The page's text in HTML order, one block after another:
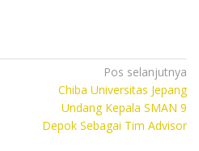
Pos selanjutnya
Chiba Universitas Jepang
Undang Kepala SMAN 9
Depok Sebagai Tim Advisor